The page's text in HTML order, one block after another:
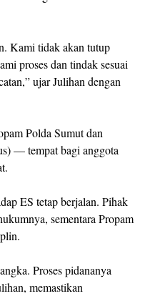
Kami tidak akan tutup
proses dan tindak sesuai
ujar Julihan dengan
Polda Sumut dan
— tempat bagi anggota
ES tetap berjalan. Pihak
sementara Propam
Proses pidananya
memastikan